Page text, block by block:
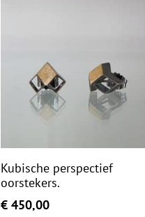
Kubische perspectief
oorstekers.
€ 450,00